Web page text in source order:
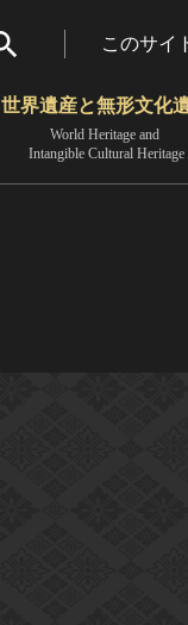
このサイ
世界遺産と無形文化
World Heritage and
Intangible Cultural Heritage